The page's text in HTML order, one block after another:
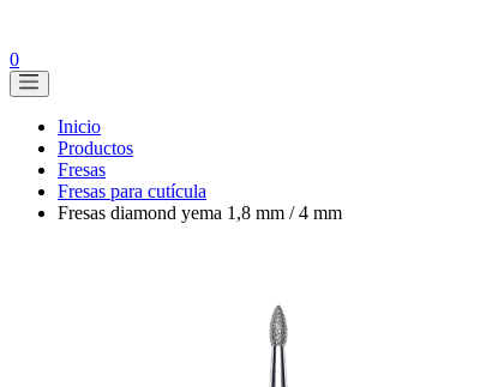
0
Inicio
Productos
Fresas
Fresas para cutícula
Fresas diamond yema 1,8 mm / 4 mm